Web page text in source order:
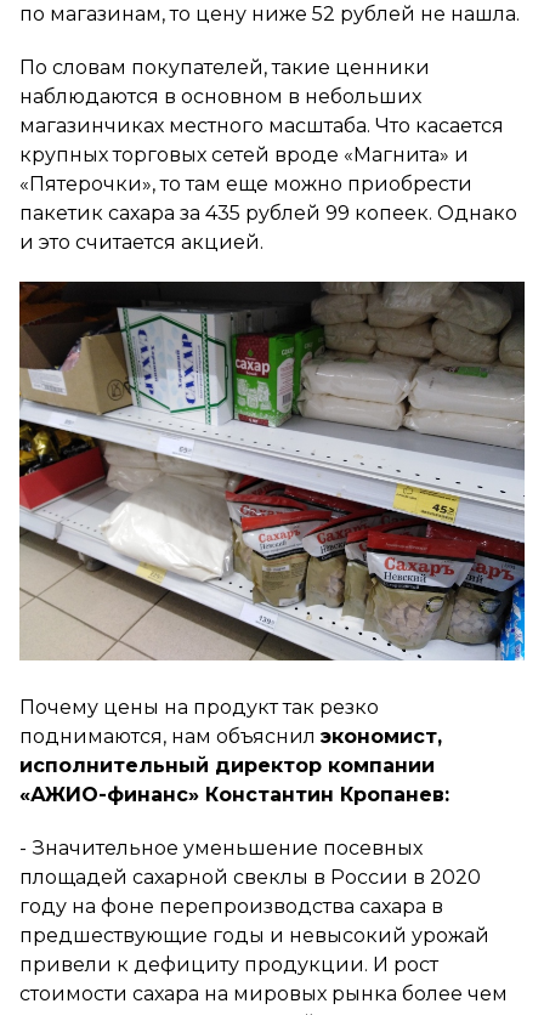
по магазинам, то цену ниже 52 рублей не нашла.
По словам покупателей, такие ценники
наблюдаются в основном в небольших
магазинчиках местного масштаба. Что касается
крупных торговых сетей вроде «Магнита» и
«Пятерочки», то там еще можно приобрести
пакетик сахара за 435 рублей 99 копеек. Однако
и это считается акцией.
Почему цены на продукт так резко
поднимаются, нам объяснил экономист,
исполнительный директор компании
«АЖИО-финанс» Константин Кропанев:
- Значительное уменьшение посевных
площадей сахарной свеклы в России в 2020
году на фоне перепроизводства сахара в
предшествующие годы и невысокий урожай
привели к дефициту продукции. И рост
стоимости сахара на мировых рынка более чем